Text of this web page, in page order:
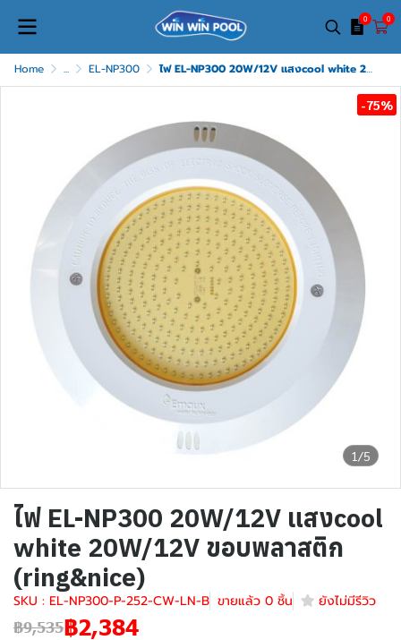
0 0
Home ... EL-NP300 ไฟ EL-NP300 20W/12V แสงcool white 20W/12V ขอบพลาสติก (ring&nice)
1/5
-75%
ไฟ EL-NP300 20W/12V แสงcool
white 20W/12V ขอบพลาสติก
(ring&nice)
SKU : EL-NP300-P-252-CW-LN-B ขายแล้ว 0 ชิ้น ยังไม่มีรีวิว
฿9,535฿2,384